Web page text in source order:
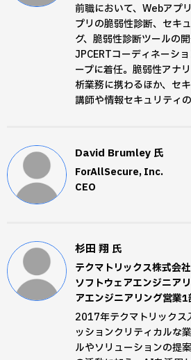
前職において、Webアプ
プリの脆弱性診断、セキ
グ、脆弱性診断ツールの
JPCERTコーディネーシ
ープに着任。脆弱性アナ
析業務に携わるほか、セ
講師や情報セキュリティ
David Brumley 氏
ForAllSecure, Inc.
CEO
杉田 翔 氏
テクマトリックス株式会社
ソフトウェアエンジニア
アエンジニアリング営業1
2017年テクマトリックス
ッションクリティカルな
ルやソリューションの提